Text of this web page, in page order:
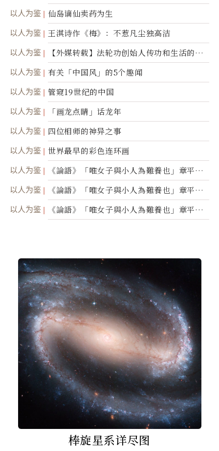
以人为鉴 仙岛谪仙卖药为生
以人为鉴 王淇诗作《梅》：不惹凡尘独高洁
以人为鉴
【外媒转载】法轮功创始人传功和生活的故
事
以人为鉴 有关「中国风」的5个趣闻
以人为鉴 管窥19世纪的中国
以人为鉴 「画龙点睛」话龙年
以人为鉴 四位相师的神异之事
以人为鉴 世界最早的彩色连环画
以人为鉴
《論語》「唯女子與小人為難養也」章平議
（三）
以人为鉴
《論語》「唯女子與小人為難養也」章平議
（二）
以人为鉴
《論語》「唯女子與小人為難養也」章平議
（一）
棒旋星系详尽图